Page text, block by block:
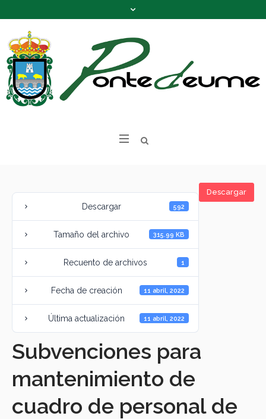
Descargar
Descargar 592
Tamaño del archivo 315.99 KB
Recuento de archivos 1
Fecha de creación 11 abril, 2022
Última actualización 11 abril, 2022
Subvenciones para
mantenimiento de
cuadro de personal de